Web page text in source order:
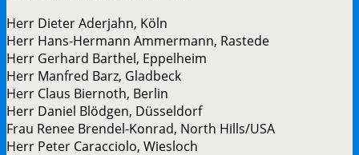
Herr Dieter Aderjahn, Köln
Herr Hans-Hermann Ammermann, Rastede
Herr Gerhard Barthel, Eppelheim
Herr Manfred Barz, Gladbeck
Herr Claus Biernoth, Berlin
Herr Daniel Blödgen, Düsseldorf
Frau Renee Brendel-Konrad, North Hills/USA
Herr Peter Caracciolo, Wiesloch